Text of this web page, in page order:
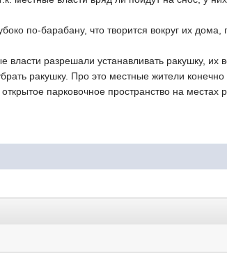
по-барабану, что творится вокруг их
власти разрешали устанавливать ракушку,
ракушку. Про это местные жители
парковочное пространство на местах